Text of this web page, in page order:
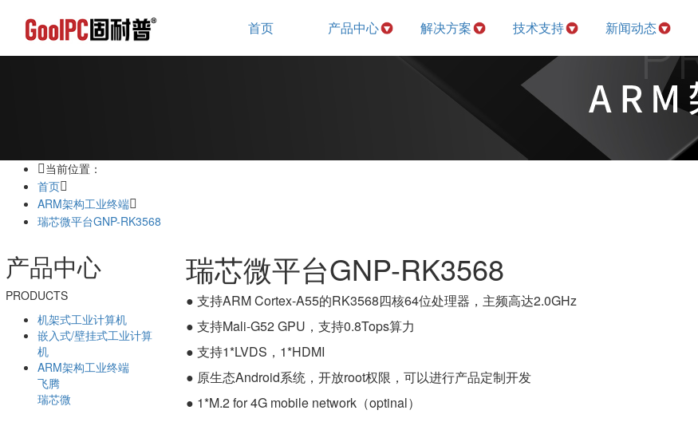
首页 产品中心 解决方案 技术支持 新闻动态
当前位置：
首页
ARM架构工业终端
瑞芯微平台GNP-RK3568
瑞芯微平台GNP-RK3568
● 支持ARM Cortex-A55的RK3568四核64位处理器，主频高达2.0GHz
● 支持Mali-G52 GPU，支持0.8Tops算力
● 支持1*LVDS，1*HDMI
● 原生态Android系统，开放root权限，可以进行产品定制开发
● 1*M.2 for 4G mobile network（optinal）
产品中心
PRODUCTS
机架式工业计算机
嵌入式/壁挂式工业计算
机
ARM架构工业终端
飞腾
瑞芯微